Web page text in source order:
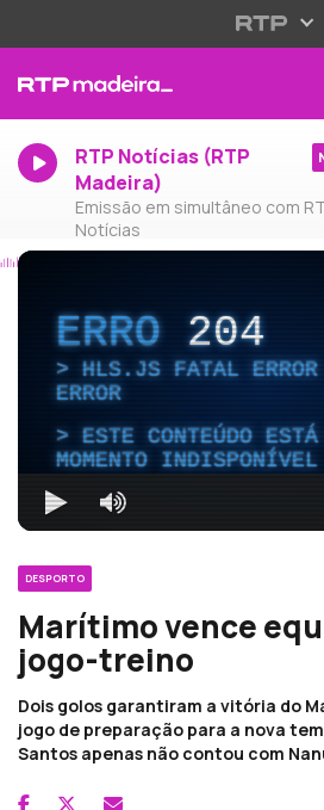
RTP Notícias (RTP
Madeira)
Emissão em simultâneo com
Notícias
ERRO204
HLS.JS FATAL ERROR
ERROR
ESTE CONTEÚDO
MOMENTO INDISPONÍVEL
DESPORTO
Marítimo vence
jogo-treino
Dois golos garantiram a vitória do
jogo de preparação para a nova
Santos apenas não contou com